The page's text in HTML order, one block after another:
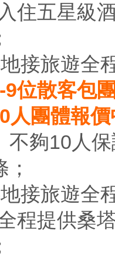
入住五星級
接旅遊全
9位散客包
人團體報
不夠10人
地接旅遊全
提供桑塔